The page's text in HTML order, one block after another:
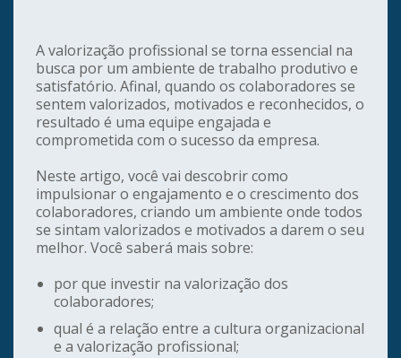
A valorização profissional se torna essencial na
busca por um ambiente de trabalho produtivo e
satisfatório. Afinal, quando os colaboradores se
sentem valorizados, motivados e reconhecidos, o
resultado é uma equipe engajada e
comprometida com o sucesso da empresa.
Neste artigo, você vai descobrir como
impulsionar o engajamento e o crescimento dos
colaboradores, criando um ambiente onde todos
se sintam valorizados e motivados a darem o seu
melhor. Você saberá mais sobre:
por que investir na valorização dos
colaboradores;
qual é a relação entre a cultura organizacional
e a valorização profissional;